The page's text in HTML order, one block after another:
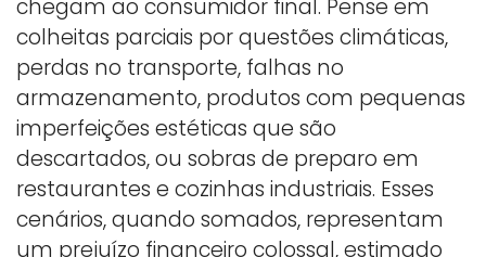
chegam ao consumidor final. Pense em
colheitas parciais por questões climáticas,
perdas no transporte, falhas no
armazenamento, produtos com pequenas
imperfeições estéticas que são
descartados, ou sobras de preparo em
restaurantes e cozinhas industriais. Esses
cenários, quando somados, representam
um prejuízo financeiro colossal, estimado